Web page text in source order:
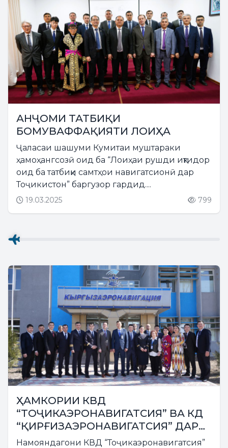
АНҶОМИ ТАТБИҚИ
БОМУВАФФАҚИЯТИ ЛОИҲА
Ҷаласаи шашуми Кумитаи муштараки
ҳамоҳангсозӣ оид ба “Лоиҳаи рушди иқтидор
оид ба татбиқи самтҳои навигатсионӣ дар
Тоҷикистон” баргузор гардид....
19.03.2025 799
ҲАМКОРИИ КВД
“ТОҶИКАЭРОНАВИГАТСИЯ” ВА КД
“ҚИРҒИЗАЭРОНАВИГАТСИЯ” ДАР
САТҲИ НАВ
Намояндагони КВД “Тоҷикаэронавигатсия”